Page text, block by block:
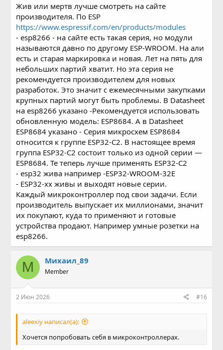
Жив или мертв лучше смотреть на сайте
производителя. По ESP
https://www.espressif.com/en/products/modules
- esp8266 - на сайте есть такая серия, но модули
называются давно по другому ESP-WROOM. На али
есть и старая маркировка и новая. Лет на пять для
небольших партий хватит. Но эта серия не
рекомендуется производителем для новых
разработок. Это значит с ежемесячными закупками
крупных партий могут быть проблемы. В Datasheet
на esp8266 указано -Рекомендуется использовать
обновленную модель: ESP8684. А в Datasheet
ESP8684 указано - Серия микросхем ESP8684
относится к группе ESP32-C2. В настоящее время
группа ESP32-C2 состоит только из одной серии —
ESP8684. Те теперь лучше применять ESP32-C2
- esp32 жива например -ESP32-WROOM-32E
- ESP32-xx живы и выходят новые серии.
Каждый микроконтроллер под свои задачи. Если
производитель выпускает их миллионами, значит
их покупают, куда то применяют и готовые
устройства продают. Например умные розетки на
esp8266.
М Михаил_89
Member
2 Июн 2026 #16
aleexiy написал(а):
Хочется попробовать себя в микроконтроллерах.